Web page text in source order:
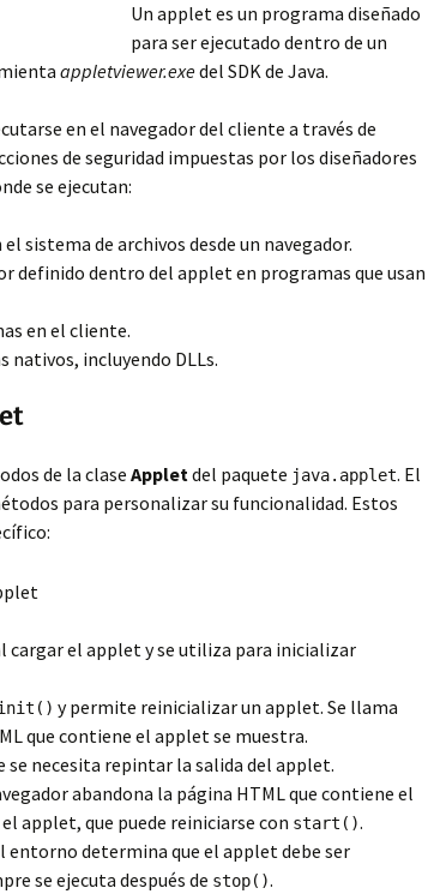
Un applet es un programa diseñado
para ser ejecutado dentro de un
appletviewer.exedel SDK de Java.
en el navegador del cliente a través de
de seguridad impuestas por los diseñadores
se ejecutan:
sistema de archivos desde un navegador.
definido dentro del applet en programas que usan
en el cliente.
nativos, incluyendo DLLs.
de la clase Appletdel paquete java.applet. El
para personalizar su funcionalidad. Estos
cargar el applet y se utiliza para inicializar
y permite reinicializar un applet. Se llama
que contiene el applet se muestra.
se necesita repintar la salida del applet.
abandona la página HTML que contiene el
applet, que puede reiniciarse con start().
entorno determina que el applet debe ser
se ejecuta después de stop().